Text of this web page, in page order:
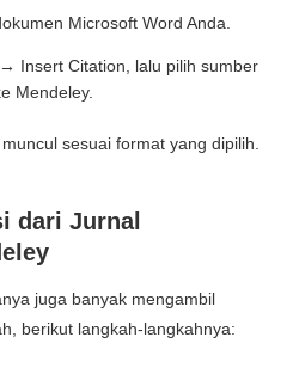
Microsoft Word Anda.
Insert Citation, lalu pilih sumber
Mendeley.
sesuai format yang dipilih.
dari Jurnal
juga banyak mengambil
berikut langkah-langkahnya: